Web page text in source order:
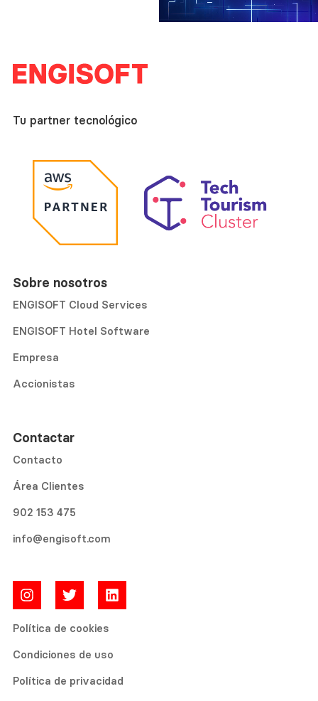
Tu partner tecnológico
Sobre nosotros
ENGISOFT Cloud Services
ENGISOFT Hotel Software
Empresa
Accionistas
Contactar
Contacto
Área Clientes
902 153 475
info@engisoft.com
Política de cookies
Condiciones de uso
Política de privacidad